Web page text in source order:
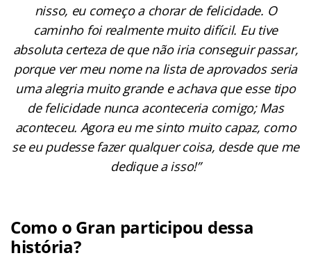
nisso, eu começo a chorar de felicidade. O
caminho foi realmente muito difícil. Eu tive
absoluta certeza de que não iria conseguir passar,
porque ver meu nome na lista de aprovados seria
uma alegria muito grande e achava que esse tipo
de felicidade nunca aconteceria comigo; Mas
aconteceu. Agora eu me sinto muito capaz, como
se eu pudesse fazer qualquer coisa, desde que me
dedique a isso!”
Como o Gran participou dessa
história?